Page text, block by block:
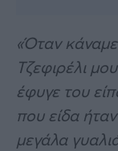
«Όταν
Τζεφιρέλι
έφυγε του
που είδα
μεγάλα